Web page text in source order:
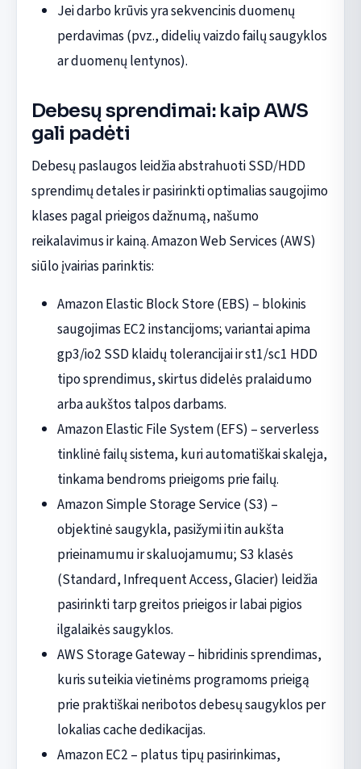
Jei darbo krūvis yra sekvencinis duomenų
perdavimas (pvz., didelių vaizdo failų saugyklos
ar duomenų lentynos).
Debesų sprendimai: kaip AWS
gali padėti
Debesų paslaugos leidžia abstrahuoti SSD/HDD
sprendimų detales ir pasirinkti optimalias saugojimo
klases pagal prieigos dažnumą, našumo
reikalavimus ir kainą. Amazon Web Services (AWS)
siūlo įvairias parinktis:
Amazon Elastic Block Store (EBS) – blokinis
saugojimas EC2 instancijoms; variantai apima
gp3/io2 SSD klaidų tolerancijai ir st1/sc1 HDD
tipo sprendimus, skirtus didelės pralaidumo
arba aukštos talpos darbams.
Amazon Elastic File System (EFS) – serverless
tinklinė failų sistema, kuri automatiškai skalęja,
tinkama bendroms prieigoms prie failų.
Amazon Simple Storage Service (S3) –
objektinė saugykla, pasižymi itin aukšta
prieinamumu ir skaluojamumu; S3 klasės
(Standard, Infrequent Access, Glacier) leidžia
pasirinkti tarp greitos prieigos ir labai pigios
ilgalaikės saugyklos.
AWS Storage Gateway – hibridinis sprendimas,
kuris suteikia vietinėms programoms prieigą
prie praktiškai neribotos debesų saugyklos per
lokalias cache dedikacijas.
Amazon EC2 – platus tipų pasirinkimas,